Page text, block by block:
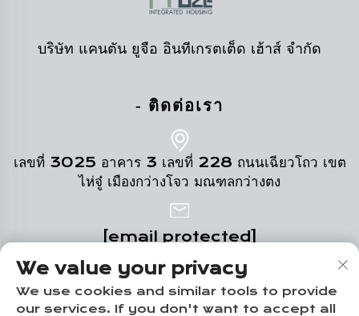
บริษัท แคนตัน ยูจือ อินทีเกรตเต็ด เฮ้าส์ จำกัด
- ติดต่อเรา
เลขที่ 3025 อาคาร 3 เลขที่ 228 ถนนเฉียวโถว เขต
ไห่จู๋ เมืองกว่างโจว มณฑลกว่างตง
[email protected]
+86-19124331532
We value your privacy
We use cookies and similar tools to provide
our services. If you don't want to accept all